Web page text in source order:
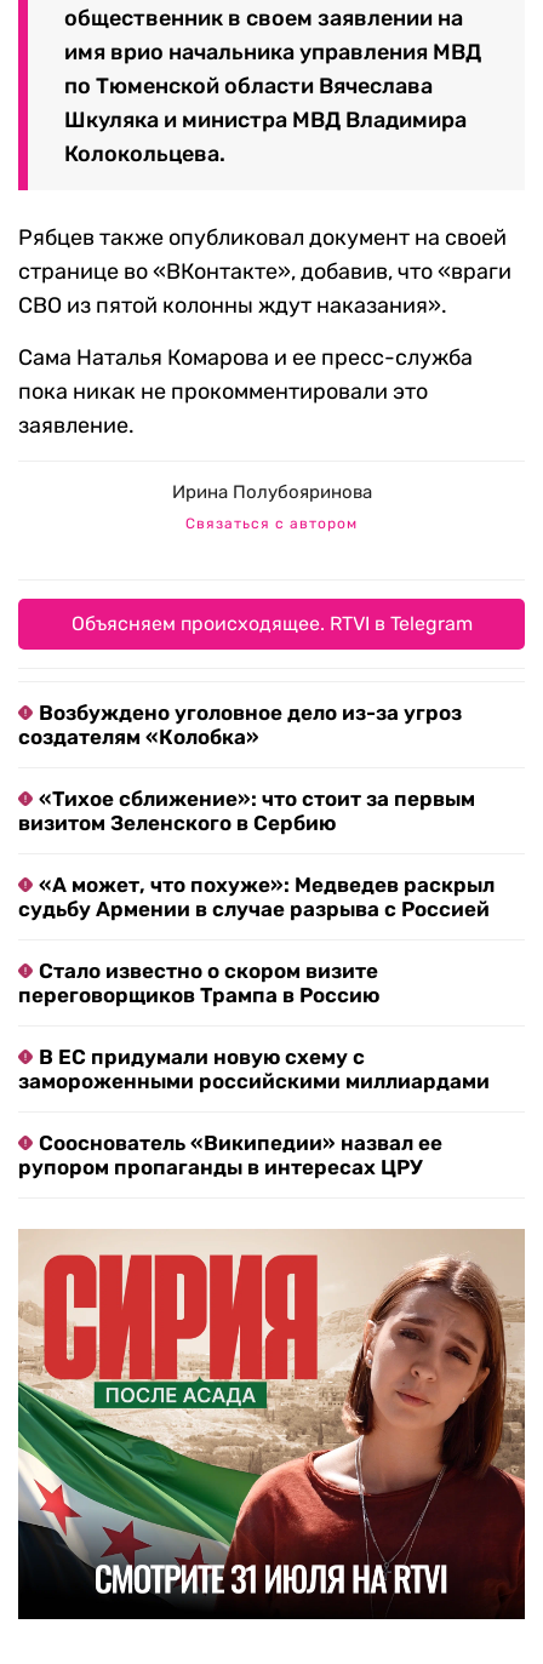
общественник в своем заявлении на
имя врио начальника управления МВД
по Тюменской области Вячеслава
Шкуляка и министра МВД Владимира
Колокольцева.
Рябцев также опубликовал документ на своей
странице во «ВКонтакте», добавив, что «враги
СВО из пятой колонны ждут наказания».
Сама Наталья Комарова и ее пресс-служба
пока никак не прокомментировали это
заявление.
Ирина Полубояринова
Связаться с автором
Объясняем происходящее. RTVI в Telegram
Возбуждено уголовное дело из-за угроз
создателям «Колобка»
«Тихое сближение»: что стоит за первым
визитом Зеленского в Сербию
«А может, что похуже»: Медведев раскрыл
судьбу Армении в случае разрыва с Россией
Стало известно о скором визите
переговорщиков Трампа в Россию
В ЕС придумали новую схему с
замороженными российскими миллиардами
Сооснователь «Википедии» назвал ее
рупором пропаганды в интересах ЦРУ